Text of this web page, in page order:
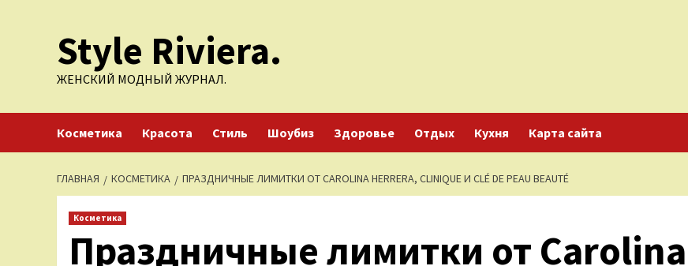
содержимомуStyle Riviera.
ЖЕНСКИЙ МОДНЫЙ ЖУРНАЛ.
Косметика Красота Стиль Шоубиз Здоровье Отдых Кухня Карта сайта
ГЛАВНАЯ КОСМЕТИКА ПРАЗДНИЧНЫЕ ЛИМИТКИ ОТ CAROLINA HERRERA, CLINIQUE И CLÉ DE PEAU BEAUTÉ
Косметика
Праздничные лимитки от Carolina